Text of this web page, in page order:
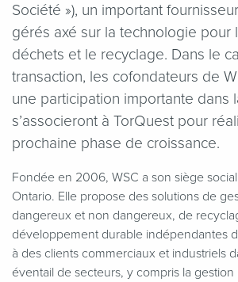
Société »), un important
gérés axé sur la technologie pour
déchets et le recyclage. Dans le
transaction, les cofondateurs de
une participation importante dans
s’associeront à TorQuest pour
prochaine phase de croissance.
Fondée en 2006, WSC a son siège
Ontario. Elle propose des solutions de
dangereux et non dangereux, de
développement durable indépendantes
à des clients commerciaux et industriels
éventail de secteurs, y compris la